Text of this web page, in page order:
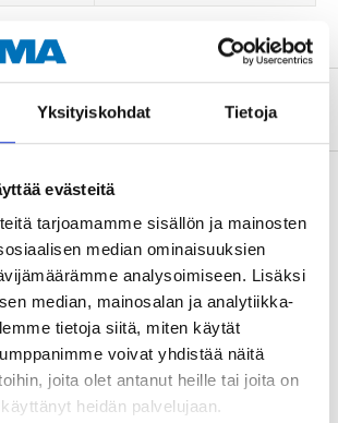
Yksityiskohdat Tietoja
evästeitä
tarjoamamme sisällön ja mainosten
median ominaisuuksien
analysoimiseen. Lisäksi
median, mainosalan ja analytiikka-
tietoja siitä, miten käytät
voivat yhdistää näitä
joita olet antanut heille tai joita on
heidän palvelujaan.
Osta & Nouda
nouda tavaratalosta jo 2 tunnin kuluttua!
LUE LISÄÄ
ostivat myös